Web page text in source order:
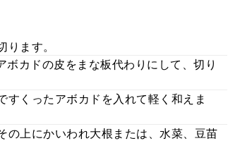
ます。
カドの皮をまな板代わりにして、切り
くったアボカドを入れて軽く和えま
上にかいわれ大根または、水菜、豆苗